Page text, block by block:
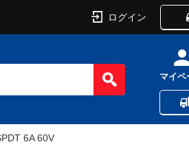
ログイン
マイペ
6A 60V